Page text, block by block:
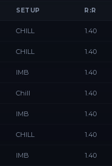
SETUP R:R
CHILL 1.40
CHILL 1.40
IMB 1.40
Chill 1.40
IMB 1.40
CHILL 1.40
IMB 1.40